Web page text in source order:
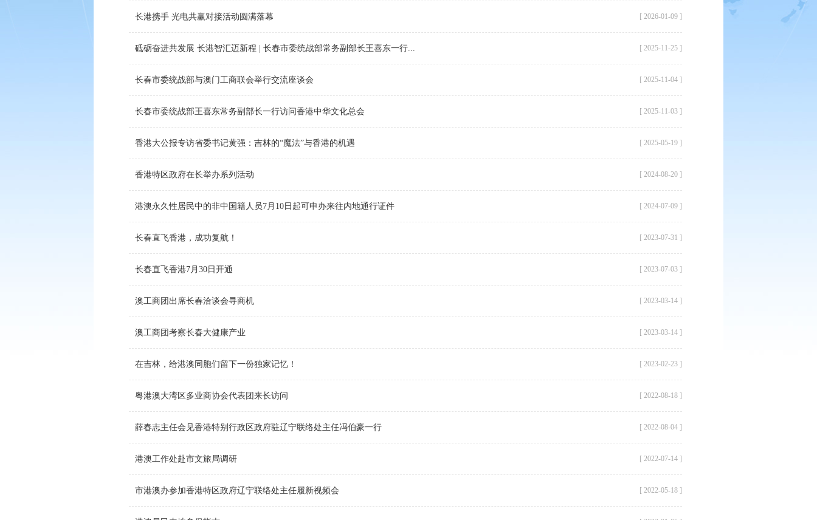
[ 2026-01-09 ]
长港携手 光电共赢对接活动圆满落幕
[ 2025-11-25 ]
砥砺奋进共发展 长港智汇迈新程 | 长春市委统战部常务副部长王喜东一行...
[ 2025-11-04 ]
长春市委统战部与澳门工商联会举行交流座谈会
[ 2025-11-03 ]
长春市委统战部王喜东常务副部长一行访问香港中华文化总会
[ 2025-05-19 ]
香港大公报专访省委书记黄强：吉林的“魔法”与香港的机遇
[ 2024-08-20 ]
香港特区政府在长举办系列活动
[ 2024-07-09 ]
港澳永久性居民中的非中国籍人员7月10日起可申办来往内地通行证件
[ 2023-07-31 ]
长春直飞香港，成功复航！
[ 2023-07-03 ]
长春直飞香港7月30日开通
[ 2023-03-14 ]
澳工商团出席长春洽谈会寻商机
[ 2023-03-14 ]
澳工商团考察长春大健康产业
[ 2023-02-23 ]
在吉林，给港澳同胞们留下一份独家记忆！
[ 2022-08-18 ]
粤港澳大湾区多业商协会代表团来长访问
[ 2022-08-04 ]
薛春志主任会见香港特别行政区政府驻辽宁联络处主任冯伯豪一行
[ 2022-07-14 ]
港澳工作处赴市文旅局调研
[ 2022-05-18 ]
市港澳办参加香港特区政府辽宁联络处主任履新视频会